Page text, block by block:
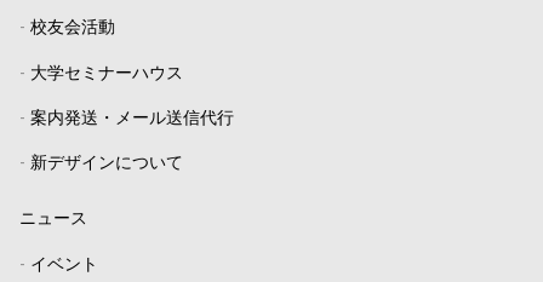
- 校友会活動
- 大学セミナーハウス
- 案内発送・メール送信代行
- 新デザインについて
ニュース
- イベント